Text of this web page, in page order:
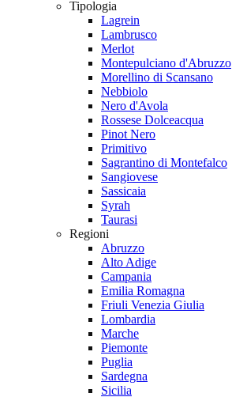
Tipologia
Lagrein
Lambrusco
Merlot
Montepulciano d'Abruzzo
Morellino di Scansano
Nebbiolo
Nero d'Avola
Rossese Dolceacqua
Pinot Nero
Primitivo
Sagrantino di Montefalco
Sangiovese
Sassicaia
Syrah
Taurasi
Regioni
Abruzzo
Alto Adige
Campania
Emilia Romagna
Friuli Venezia Giulia
Lombardia
Marche
Piemonte
Puglia
Sardegna
Sicilia